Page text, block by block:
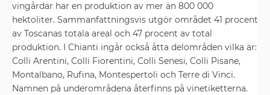
vingårdar har en produktion av mer än 800 000
hektoliter. Sammanfattningsvis utgör området 41 procent
av Toscanas totala areal och 47 procent av total
produktion. I Chianti ingår också åtta delområden vilka är:
Colli Arentini, Colli Fiorentini, Colli Senesi, Colli Pisane,
Montalbano, Rufina, Montespertoli och Terre di Vinci.
Namnen på underområdena återfinns på vinetiketterna.